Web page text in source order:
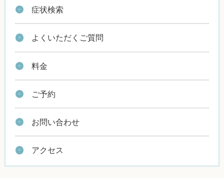
症状検索
よくいただくご質問
料金
ご予約
お問い合わせ
アクセス